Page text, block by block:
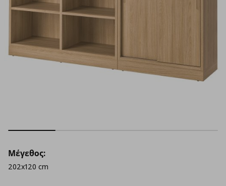
Μέγεθος:
202x120 cm